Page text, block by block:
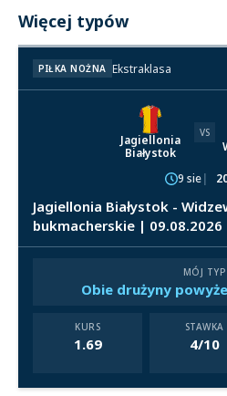
Więcej typów
PIŁKA NOŻNA Ekstraklasa
Jagiellonia
Białystok
VS
9 sie
Jagiellonia Białystok -
bukmacherskie | 09.08.2026
MÓJ TYP
Obie drużyny
KURS
1.69
STAWKA
4/10